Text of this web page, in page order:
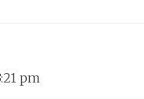
pm